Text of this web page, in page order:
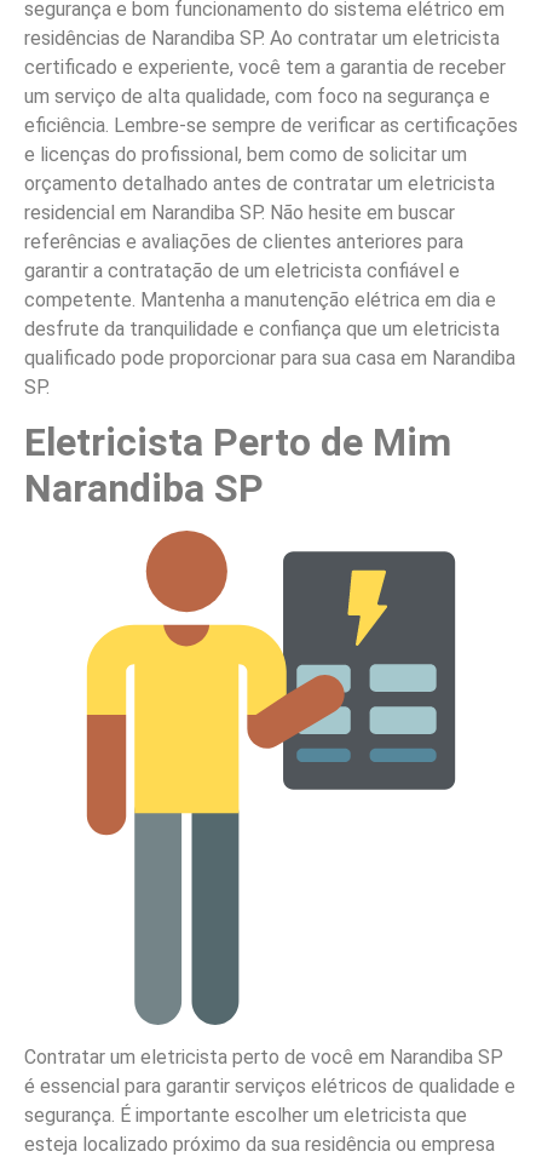
segurança e bom funcionamento do sistema elétrico em
residências de Narandiba SP. Ao contratar um eletricista
certificado e experiente, você tem a garantia de receber
um serviço de alta qualidade, com foco na segurança e
eficiência. Lembre-se sempre de verificar as certificações
e licenças do profissional, bem como de solicitar um
orçamento detalhado antes de contratar um eletricista
residencial em Narandiba SP. Não hesite em buscar
referências e avaliações de clientes anteriores para
garantir a contratação de um eletricista confiável e
competente. Mantenha a manutenção elétrica em dia e
desfrute da tranquilidade e confiança que um eletricista
qualificado pode proporcionar para sua casa em Narandiba
SP.
Eletricista Perto de Mim
Narandiba SP
Contratar um eletricista perto de você em Narandiba SP
é essencial para garantir serviços elétricos de qualidade e
segurança. É importante escolher um eletricista que
esteja localizado próximo da sua residência ou empresa